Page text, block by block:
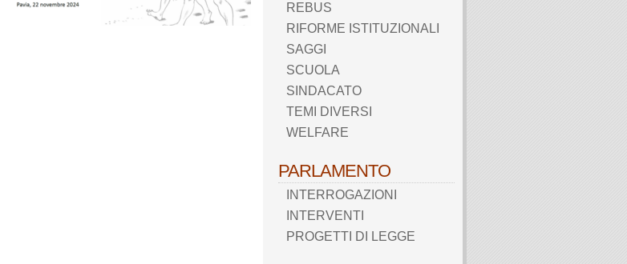
REBUS
RIFORME ISTITUZIONALI
SAGGI
SCUOLA
SINDACATO
TEMI DIVERSI
WELFARE
PARLAMENTO
INTERROGAZIONI
INTERVENTI
PROGETTI DI LEGGE